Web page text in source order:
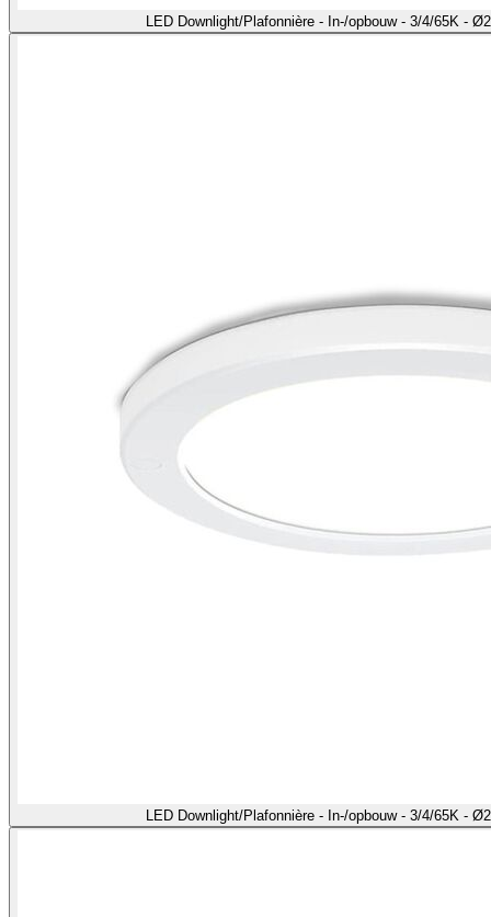
LED Downlight/Plafonnière - In-/opbouw - 3/4/65K -
LED Downlight/Plafonnière - In-/opbouw - 3/4/65K -